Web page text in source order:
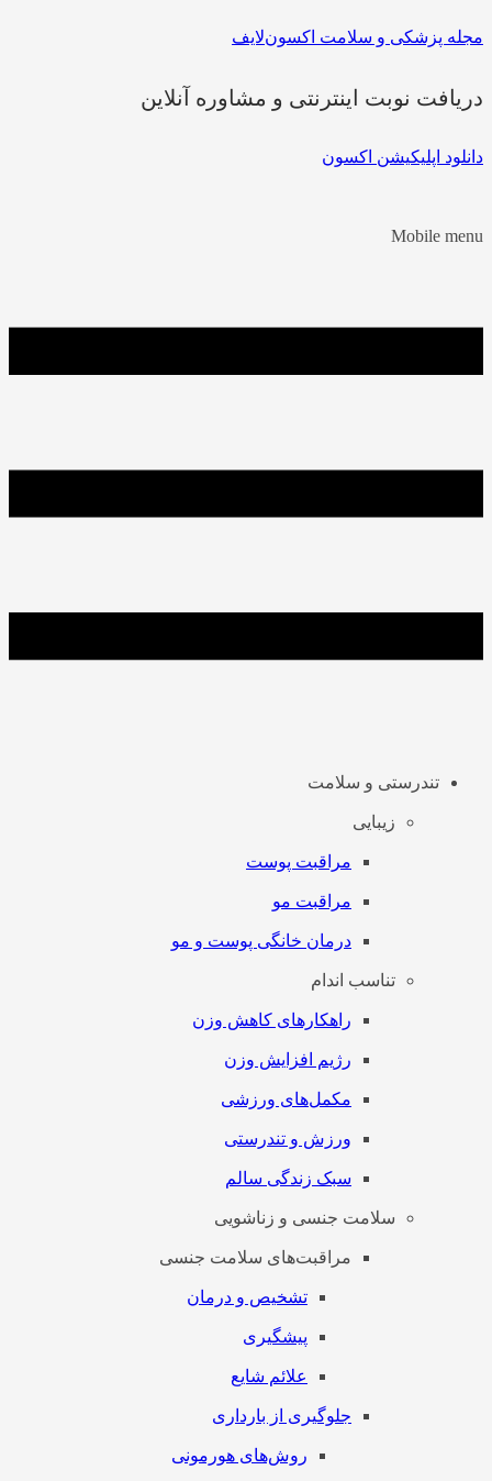
مجله پزشکی و سلامت اکسون‌لایف
دریافت نوبت اینترنتی و مشاوره آنلاین
دانلود اپلیکیشن اکسون
Mobile menu
تندرستی و سلامت
زیبایی
مراقبت پوست
مراقبت مو
درمان خانگی پوست و مو
تناسب اندام
راهکارهای کاهش وزن
رژیم افزایش وزن
مکمل‌های ورزشی
ورزش و تندرستی
سبک زندگی سالم
سلامت جنسی و زناشویی
مراقبت‌های سلامت جنسی
تشخیص و درمان
پیشگیری
علائم شایع
جلوگیری از بارداری
روش‌های هورمونی